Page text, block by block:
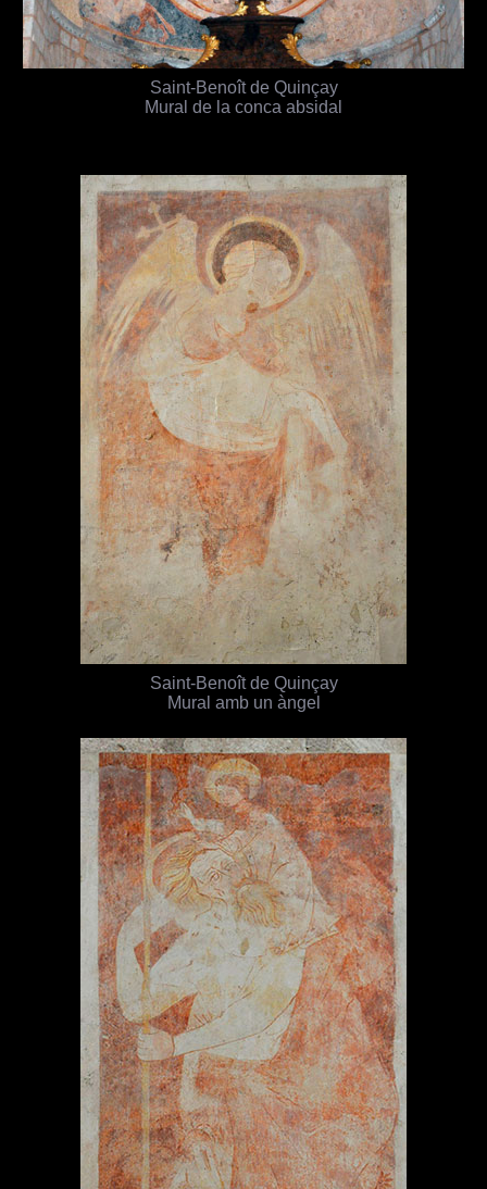
Saint-Benoît de Quinçay
Mural de la conca absidal
Saint-Benoît de Quinçay
Mural amb un àngel